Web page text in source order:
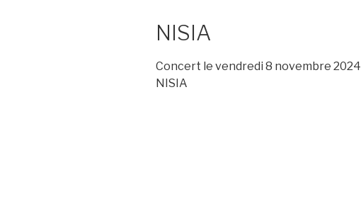
NISIA
Concert le vendredi 8 novembre 2024
NISIA